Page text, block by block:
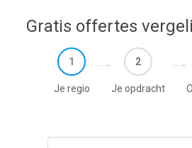
Gratis offertes
1
Je regio
2
Je opdracht